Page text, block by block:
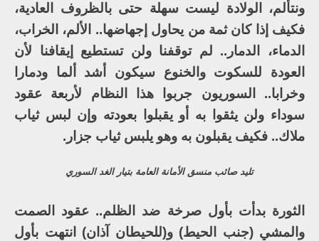
ونتألم، الولادة ليست سهلة حتى بالظروف العادية،
فكيف إذا كان ثمة من يحاول إجهاضها.. الألم، الخراب،
الدماء، الدمار.. لم توقفنا ولن تستطيع إيقافنا لأن
العودة للسكوت والخنوع سيكون أشد ألما ودمارا
وخرابا.. السوريون جربوا هذا النظام لأربعة عقود
سوداء ولن يثقوا به أو يقبلوا بعودته وإن لبس ثياب
ملاك.. فكيف يقبلون به وهو يلبس ثياب جزار.
تليد صائب منسق الأمانة العامة بتيار الغد السوري
الثورة بدأت بأول صرخة ضد الظلم.. عقود الصمت
والمشي (جنب الحيط) و(للحيطان آذان) انتهت بأول